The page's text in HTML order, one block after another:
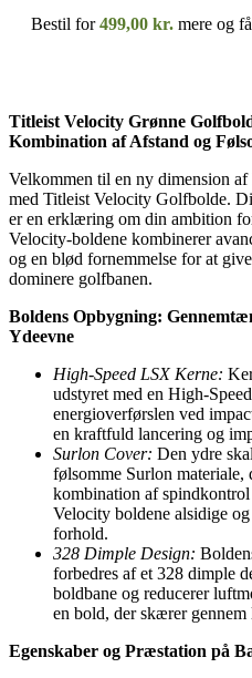
Bestil for499,00 kr. mere og
Titleist Velocity Grønne
Kombination af Afstand og
Velkommen til en ny dimension
med Titleist Velocity Golfbolde.
er en erklæring om din ambition
Velocity-boldene kombinerer
og en blød fornemmelse for at
dominere golfbanen.
Boldens Opbygning:
Ydeevne
High-Speed LSX Kerne:
udstyret med en High-
energioverførslen ved
en kraftfuld lancering og
Surlon Cover: Den ydre
følsomme Surlon materiale,
kombination af
Velocity boldene alsidige
forhold.
328 Dimple Design:
forbedres af et 328 dimple
boldbane og reducerer
en bold, der skærer
Egenskaber og Præstation på